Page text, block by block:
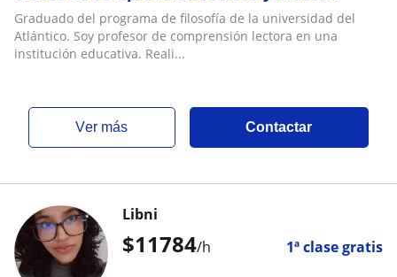
Graduado del programa de filosofía de la universidad del
Atlántico. Soy profesor de comprensión lectora en una
institución educativa. Reali...
ver más Contactar
$11784/h 1ª clase gratis
Libni